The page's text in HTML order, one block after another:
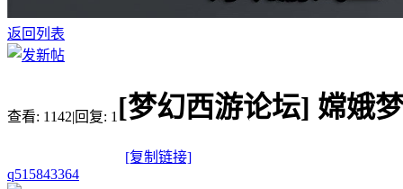
返回列表
查看: 1142|回复: 1 [梦幻西游论坛] 嫦娥
[复制链接]
q515843364